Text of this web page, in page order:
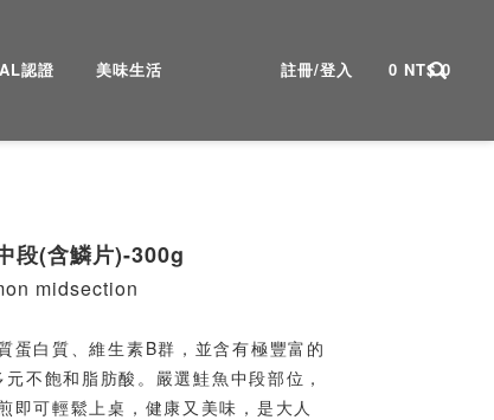
認證 美味生活 註冊/登入 0 NT$ 0
段(含鱗片)-300g
midsection
蛋白質、維生素B群，並含有極豐富的
不飽和脂肪酸。嚴選鮭魚中段部位，
即可輕鬆上桌，健康又美味，是大人